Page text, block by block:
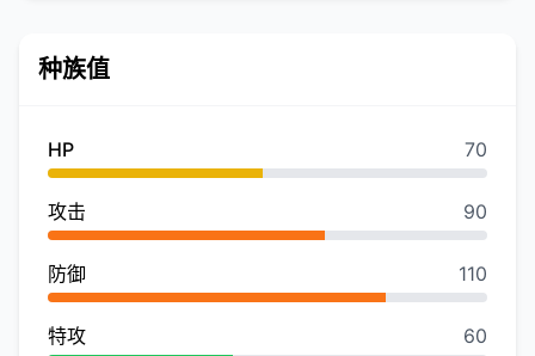
种族值
HP 70
攻击 90
防御 110
特攻 60